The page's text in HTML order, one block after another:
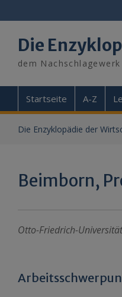
to
Die
dem
Startseite A-Z
Die Enzyklopädie der
Beimborn,
Otto-Friedrich-